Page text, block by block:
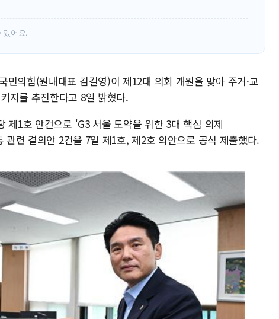
있어요.
의힘(원내대표 김길영)이 제12대 의회 개원을 맞아 주거·교
지를 추진한다고 8일 밝혔다.
제1호 안건으로 'G3 서울 도약을 위한 3대 핵심 의제
련 결의안 2건을 7일 제1호, 제2호 의안으로 공식 제출했다.